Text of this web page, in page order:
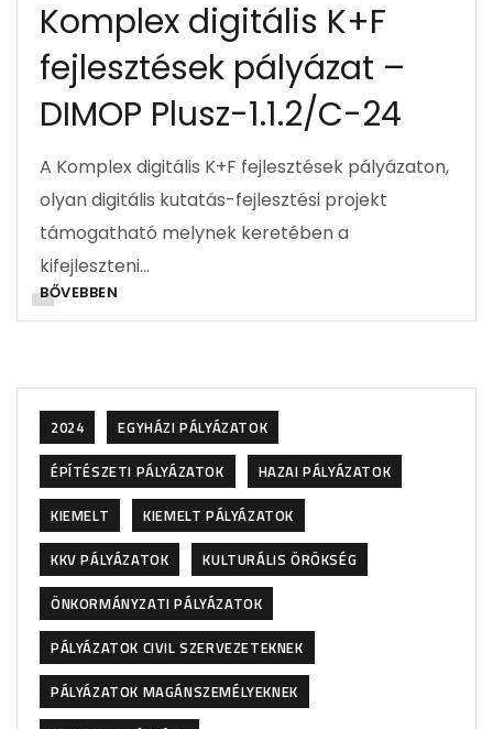
Komplex digitális K+F
fejlesztések pályázat –
DIMOP Plusz-1.1.2/C-24
A Komplex digitális K+F fejlesztések pályázaton,
olyan digitális kutatás-fejlesztési projekt
támogatható melynek keretében a
kifejleszteni…
BŐVEBBEN
2024
EGYHÁZI PÁLYÁZATOK
ÉPÍTÉSZETI PÁLYÁZATOK
HAZAI PÁLYÁZATOK
KIEMELT
KIEMELT PÁLYÁZATOK
KKV PÁLYÁZATOK
KULTURÁLIS ÖRÖKSÉG
ÖNKORMÁNYZATI PÁLYÁZATOK
PÁLYÁZATOK CIVIL SZERVEZETEKNEK
PÁLYÁZATOK MAGÁNSZEMÉLYEKNEK